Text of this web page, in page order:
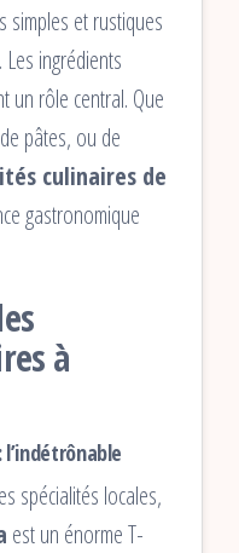
simples et rustiques
ingrédients
un rôle central. Que
pâtes, ou de
culinaires de
gastronomique
à
spécialités locales,
est un énorme T-